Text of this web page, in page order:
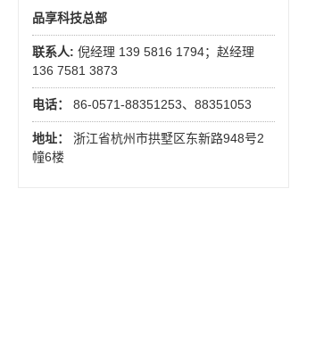
品享科技总部
联系人: 倪经理 139 5816 1794；赵经理
136 7581 3873
电话： 86-0571-88351253、88351053
地址： 浙江省杭州市拱墅区东新路948号2
幢6楼